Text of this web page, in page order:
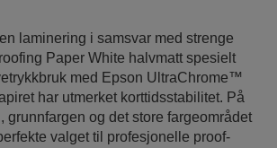
laminering i samsvar med strenge
Paper White halvmatt spesielt
med Epson UltraChrome™
har utmerket korttidsstabilitet. På
grunnfargen og det store fargeområdet
valget til profesjonelle proof-